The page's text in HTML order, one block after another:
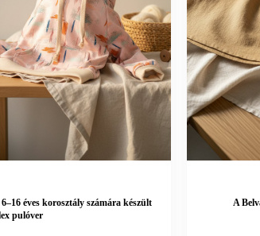
éves korosztály számára készült
pulóver
A